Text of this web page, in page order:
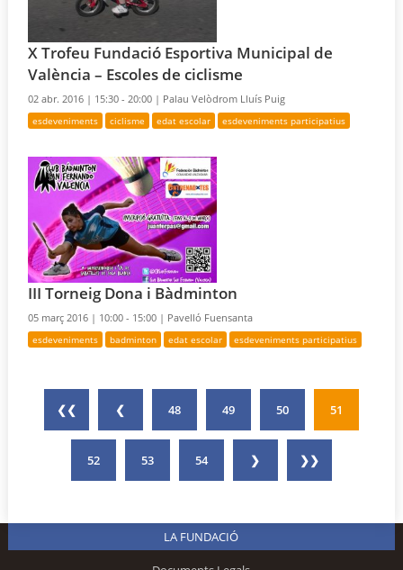
X Trofeu Fundació Esportiva Municipal de
València – Escoles de ciclisme
02 abr. 2016 | 15:30 - 20:00 | Palau Velòdrom Lluís Puig
esdeveniments ciclisme edat escolar esdeveniments participatius
III Torneig Dona i Bàdminton
05 març 2016 | 10:00 - 15:00 | Pavelló Fuensanta
esdeveniments badminton edat escolar esdeveniments participatius
❮❮ ❮ 48 49 50 51
52 53 54 ❯ ❯❯
LA FUNDACIÓ